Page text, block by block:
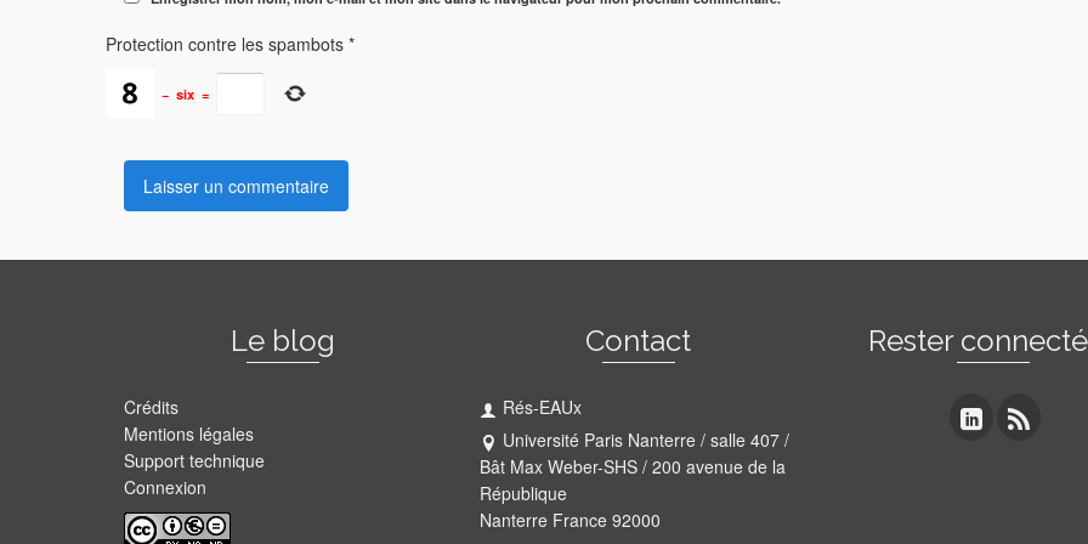
Protection contre les spambots *
− six =
Le blog
Crédits
Mentions légales
Support technique
Connexion
Contact
Rés-EAUx
Université Paris Nanterre / salle 407 /
Bât Max Weber-SHS / 200 avenue de la
République
Nanterre France 92000
Rester